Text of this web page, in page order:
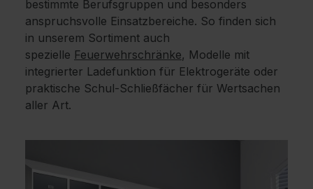
bestimmte Berufsgruppen und besonders
anspruchsvolle Einsatzbereiche. So finden sich
in unserem Sortiment auch
spezielle Feuerwehrschränke, Modelle mit
integrierter Ladefunktion für Elektrogeräte oder
praktische Schul-Schließfächer für Wertsachen
aller Art.